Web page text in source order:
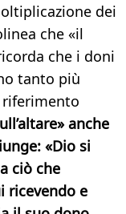
dei
che «il
che i doni
tanto più
anche
«Dio si
ciò che
ricevendo e